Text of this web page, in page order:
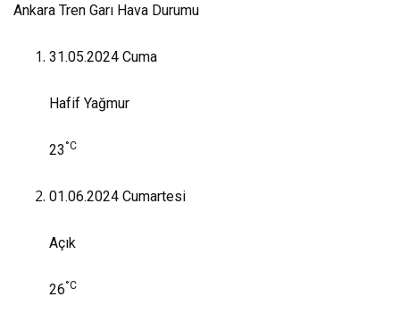
Ankara Tren Garı Hava Durumu
31.05.2024 Cuma
Hafif Yağmur
23 °C
01.06.2024 Cumartesi
Açık
26°C